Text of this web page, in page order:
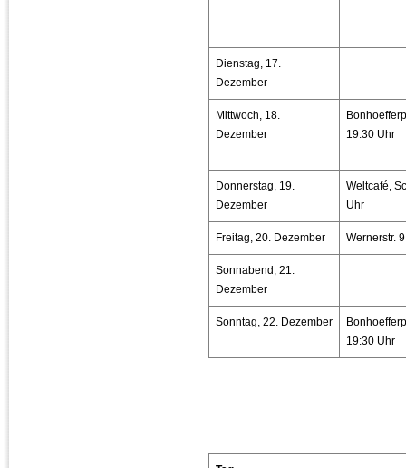
Dienstag, 17.
Dezember
Mittwoch, 18.
Dezember
19:30 Uhr
Donnerstag, 19.
Dezember
Weltcafé,
Uhr
Freitag, 20. Dezember Wernerstr.
Sonnabend, 21.
Dezember
Sonntag, 22. Dezember
19:30 Uhr